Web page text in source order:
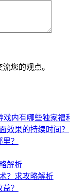
您的观点。
内有哪些独家福
效果的持续时间？
？
解析
？求攻略解析
？